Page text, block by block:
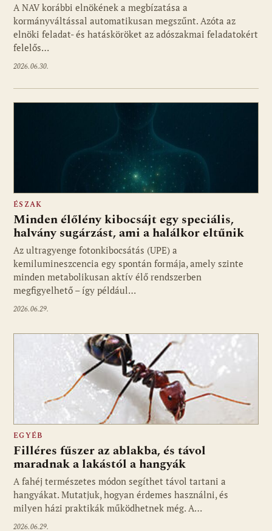
A NAV korábbi elnökének a megbízatása a
kormányváltással automatikusan megszűnt. Azóta az
elnöki feladat- és hatásköröket az adószakmai feladatokért
felelős…
2026.06.30.
ÉSZAK
Minden élőlény kibocsájt egy speciális,
halvány sugárzást, ami a halálkor eltűnik
Az ultragyenge fotonkibocsátás (UPE) a
kemilumineszcencia egy spontán formája, amely szinte
minden metabolikusan aktív élő rendszerben
megfigyelhető – így például…
2026.06.29.
EGYÉB
Filléres fűszer az ablakba, és távol
maradnak a lakástól a hangyák
A fahéj természetes módon segíthet távol tartani a
hangyákat. Mutatjuk, hogyan érdemes használni, és
milyen házi praktikák működhetnek még. A…
2026.06.29.